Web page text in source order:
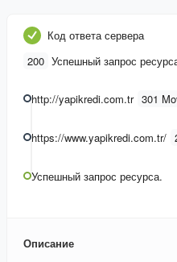
Код ответа сервера
200 Успешный запрос
http://yapikredi.com.tr 301
https://www.yapikredi.com.tr/
Успешный запрос ресурса.
Описание